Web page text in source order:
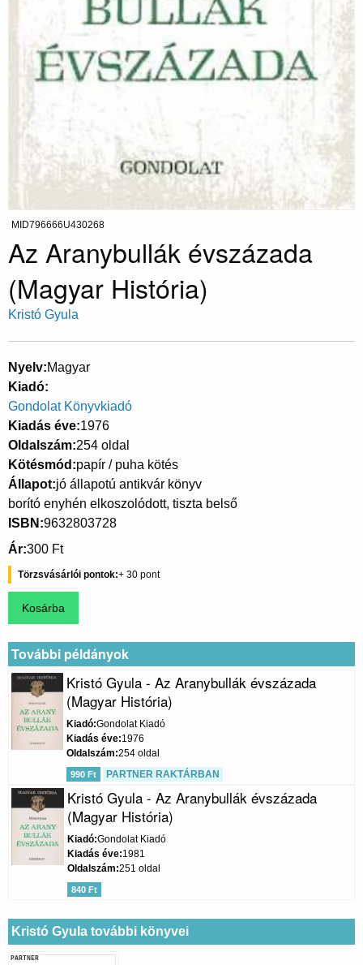
MID796666U430268
Az Aranybullák évszázada
(Magyar História)
Kristó Gyula
Nyelv Magyar
Kiadó
Gondolat Könyvkiadó
Kiadás éve 1976
Oldalszám 254 oldal
Kötésmód papír / puha kötés
Állapot jó állapotú antikvár könyv
borító enyhén elkoszolódott, tiszta belső
ISBN 9632803728
Ár 300 Ft
Törzsvásárlói pontok 30
További példányok
Kristó Gyula - Az Aranybullák évszázada
(Magyar História)
Kiadó Gondolat Kiadó
Kiadás éve 1976
Oldalszám 254 oldal
990 Ft PARTNER RAKTÁRBAN
Kristó Gyula - Az Aranybullák évszázada
(Magyar História)
Kiadó Gondolat Kiadó
Kiadás éve 1981
Oldalszám 251 oldal
840 Ft
Kristó Gyula további könyvei
PARTNER